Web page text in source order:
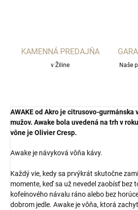
KAMENNÁ PREDAJŇA
v Žiline Naše
AWAKEod Akroje citrusovo-gurmánska
mužov. Awake bola uvedená na trh v
vône je Olivier Cresp.
Awake je návyková vôňa kávy.
Každý vie, kedy sa prvýkrát skutočne
momente, keď sa už nevedel zaobísť bez
kofeínového návalu ráno alebo bez
dobrom jedle. Awake je vôňa, ktorá